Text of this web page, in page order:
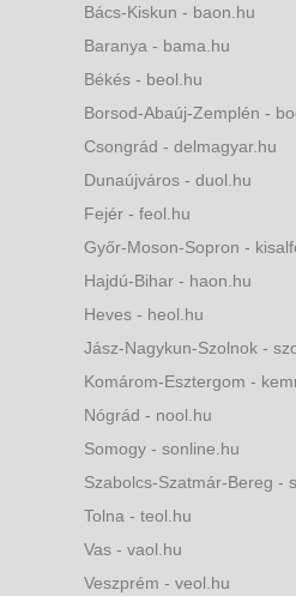
Bács-Kiskun - baon.hu
Baranya - bama.hu
Békés - beol.hu
Borsod-Abaúj-Zemplén -
Csongrád - delmagyar.hu
Dunaújváros - duol.hu
Fejér - feol.hu
Győr-Moson-Sopron -
Hajdú-Bihar - haon.hu
Heves - heol.hu
Jász-Nagykun-Szolnok -
Komárom-Esztergom -
Nógrád - nool.hu
Somogy - sonline.hu
Szabolcs-Szatmár-Bereg -
Tolna - teol.hu
Vas - vaol.hu
Veszprém - veol.hu